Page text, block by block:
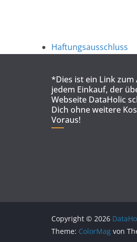
Haftungsausschluss
*Dies ist ein Link zum
jedem Einkauf, der
Webseite DataHolic
Dich ohne weitere
Voraus!
Copyright © 2026
Theme: ColorMag von